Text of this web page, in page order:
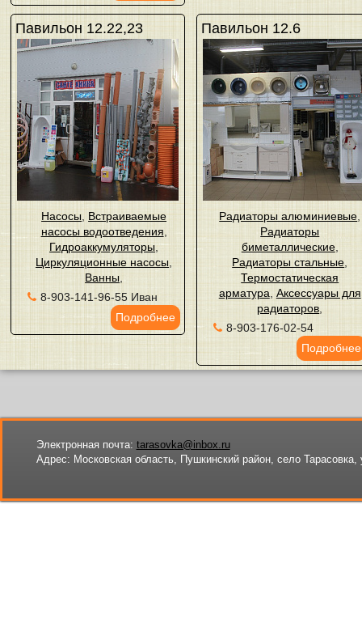
Павильон 12.22,23
Насосы Встраиваемые
насосы водоотведения
Гидроаккумуляторы
Циркуляционные насосы
Ванны,
8-903-141-96-55 Иван
Подробнее
Павильон 12.6
Радиаторы алюминиевые
Радиаторы
биметаллические,
Радиаторы стальные
Термостатическая
арматура Аксессуары для
радиаторов
8-903-176-02-54
Подробнее
Электронная почта: tarasovka@inbox.ru
Адрес: Московская область, Пушкинский район, село